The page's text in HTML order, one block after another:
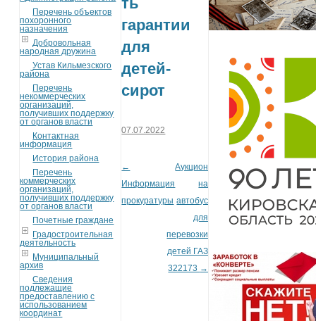
Перечень объектов
похоронного
назначения
Добровольная
народная дружина
Устав Кильмезского
района
Перечень
некоммерческих
организаций,
получивших поддержку
от органов власти
Контактная
информация
История района
Перечень
коммерческих
организаций,
получивших поддержку
от органов власти
Почетные граждане
Градостроительная
деятельность
Муниципальный
архив
Сведения
подлежащие
предоставлению с
использованием
координат
гарантии
для
детей-
сирот
07.07.2022
Post navigation
←
Информация
прокуратуры
Аукцион
на
автобус
для
перевозки
детей ГАЗ
322173 →